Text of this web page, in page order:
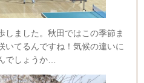
しました。秋田ではこの季節ま
いてるんですね！気候の違いに
でしょうか…